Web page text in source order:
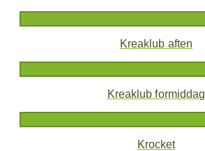
Kreaklub aften
Kreaklub formiddag
Krocket